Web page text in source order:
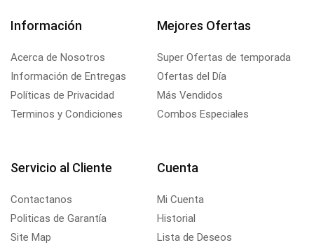
Información
Acerca de Nosotros
Información de Entregas
Políticas de Privacidad
Terminos y Condiciones
Mejores Ofertas
Super Ofertas de temporada
Ofertas del Día
Más Vendidos
Combos Especiales
Servicio al Cliente
Contactanos
Politicas de Garantía
Site Map
Cuenta
Mi Cuenta
Historial
Lista de Deseos